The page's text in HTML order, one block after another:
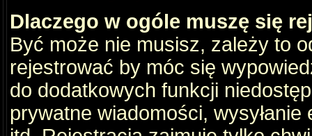
Dlaczego w ogóle muszę się
Być może nie musisz, zależy to
rejestrować by móc się
do dodatkowych funkcji
prywatne wiadomości,